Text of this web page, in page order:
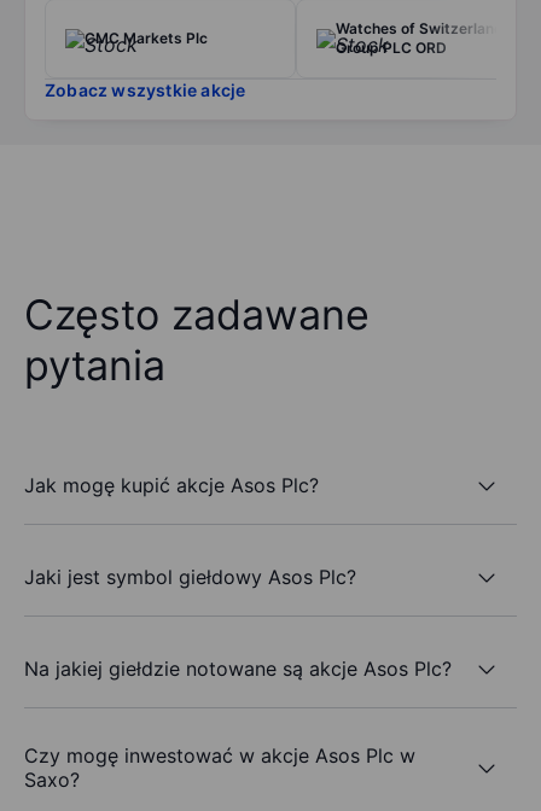
CMC Markets Plc
Watches of Switzerland
Group PLC ORD
Zobacz wszystkie akcje
Często zadawane
pytania
Jak mogę kupić akcje Asos Plc?
Jaki jest symbol giełdowy Asos Plc?
Na jakiej giełdzie notowane są akcje Asos Plc?
Czy mogę inwestować w akcje Asos Plc w
Saxo?